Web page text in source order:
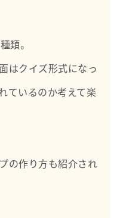
類。
はクイズ形式になっ
ているのか考えて楽
の作り方も紹介され